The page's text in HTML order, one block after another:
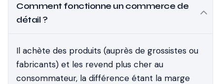
Comment fonctionne un commerce de
détail ?
Il achète des produits (auprès de grossistes ou
fabricants) et les revend plus cher au
consommateur, la différence étant la marge